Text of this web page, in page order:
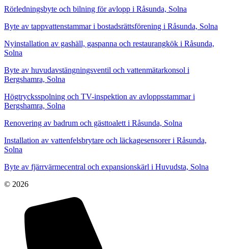
Rörledningsbyte och bilning för avlopp i Råsunda, Solna
Byte av tappvattenstammar i bostadsrättsförening i Råsunda, Solna
Nyinstallation av gashäll, gaspanna och restaurangkök i Råsunda,
Solna
Byte av huvudavstängningsventil och vattenmätarkonsol i
Bergshamra, Solna
Högtrycksspolning och TV-inspektion av avloppsstammar i
Bergshamra, Solna
Renovering av badrum och gästtoalett i Råsunda, Solna
Installation av vattenfelsbrytare och läckagesensorer i Råsunda,
Solna
Byte av fjärrvärmecentral och expansionskärl i Huvudsta, Solna
© 2026